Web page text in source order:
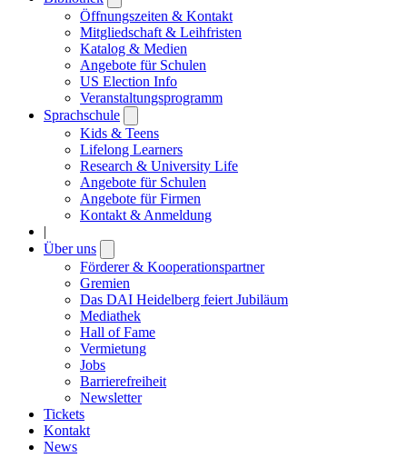
submenu
Öffnungszeiten & Kontakt
Mitgliedschaft & Leihfristen
Katalog & Medien
Angebote für Schulen
US Election Info
Veranstaltungsprogramm
Sprachschule
submenu
Kids & Teens
Lifelong Learners
Research & University Life
Angebote für Schulen
Angebote für Firmen
Kontakt & Anmeldung
|
Über uns
submenu
Förderer & Kooperationspartner
Gremien
Das DAI Heidelberg feiert Jubiläum
Mediathek
Hall of Fame
Vermietung
Jobs
Barrierefreiheit
Newsletter
Tickets
Kontakt
News